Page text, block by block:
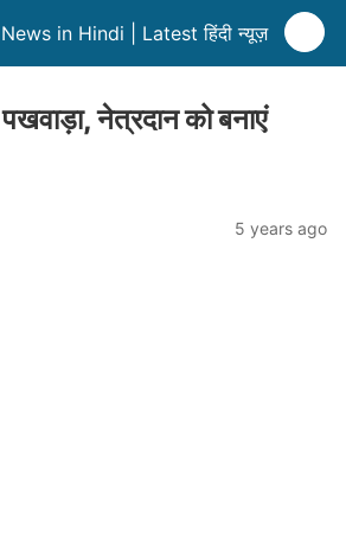
in Hindi | Latest हिंदी न्यूज़
पखवाड़ा, नेत्रदान को बनाएं
5 years ago